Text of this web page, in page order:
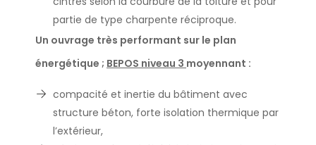
partie de type charpente réciproque.
Un ouvrage très performant sur le plan
énergétique ; BEPOS niveau 3 moyennant :
compacité et inertie du bâtiment avec
structure béton, forte isolation thermique par
l’extérieur,